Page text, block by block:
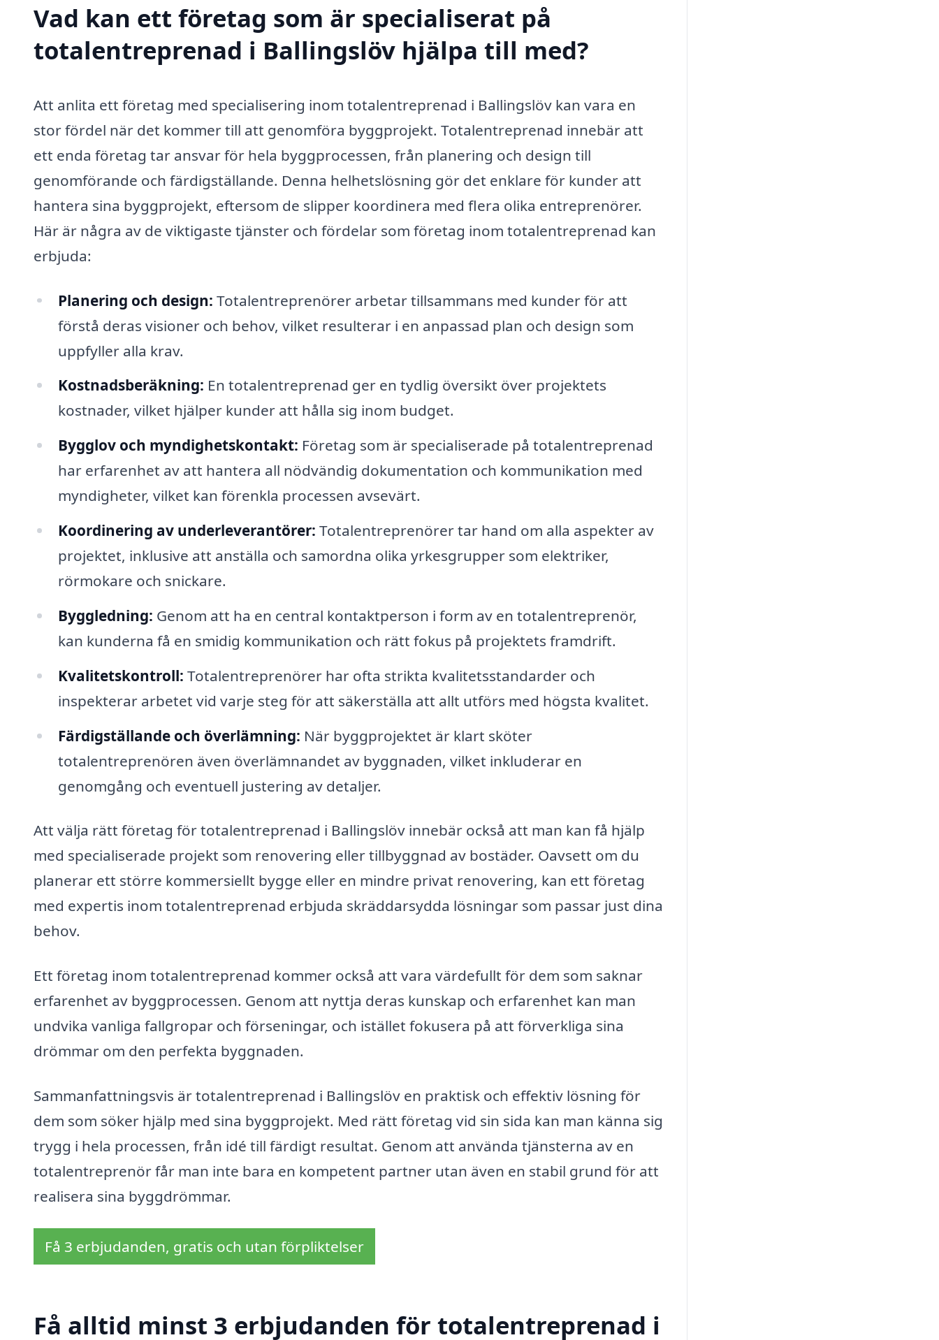
Vad kan ett företag som är specialiserat på
totalentreprenad i Ballingslöv hjälpa till med?
Att anlita ett företag med specialisering inom totalentreprenad i Ballingslöv kan vara en
stor fördel när det kommer till att genomföra byggprojekt. Totalentreprenad innebär att
ett enda företag tar ansvar för hela byggprocessen, från planering och design till
genomförande och färdigställande. Denna helhetslösning gör det enklare för kunder att
hantera sina byggprojekt, eftersom de slipper koordinera med flera olika entreprenörer.
Här är några av de viktigaste tjänster och fördelar som företag inom totalentreprenad kan
erbjuda:
Planering och design: Totalentreprenörer arbetar tillsammans med kunder för att
förstå deras visioner och behov, vilket resulterar i en anpassad plan och design som
uppfyller alla krav.
Kostnadsberäkning: En totalentreprenad ger en tydlig översikt över projektets
kostnader, vilket hjälper kunder att hålla sig inom budget.
Bygglov och myndighetskontakt: Företag som är specialiserade på totalentreprenad
har erfarenhet av att hantera all nödvändig dokumentation och kommunikation med
myndigheter, vilket kan förenkla processen avsevärt.
Koordinering av underleverantörer: Totalentreprenörer tar hand om alla aspekter av
projektet, inklusive att anställa och samordna olika yrkesgrupper som elektriker,
rörmokare och snickare.
Byggledning: Genom att ha en central kontaktperson i form av en totalentreprenör,
kan kunderna få en smidig kommunikation och rätt fokus på projektets framdrift.
Kvalitetskontroll: Totalentreprenörer har ofta strikta kvalitetsstandarder och
inspekterar arbetet vid varje steg för att säkerställa att allt utförs med högsta kvalitet.
Färdigställande och överlämning: När byggprojektet är klart sköter
totalentreprenören även överlämnandet av byggnaden, vilket inkluderar en
genomgång och eventuell justering av detaljer.
Att välja rätt företag för totalentreprenad i Ballingslöv innebär också att man kan få hjälp
med specialiserade projekt som renovering eller tillbyggnad av bostäder. Oavsett om du
planerar ett större kommersiellt bygge eller en mindre privat renovering, kan ett företag
med expertis inom totalentreprenad erbjuda skräddarsydda lösningar som passar just dina
behov.
Ett företag inom totalentreprenad kommer också att vara värdefullt för dem som saknar
erfarenhet av byggprocessen. Genom att nyttja deras kunskap och erfarenhet kan man
undvika vanliga fallgropar och förseningar, och istället fokusera på att förverkliga sina
drömmar om den perfekta byggnaden.
Sammanfattningsvis är totalentreprenad i Ballingslöv en praktisk och effektiv lösning för
dem som söker hjälp med sina byggprojekt. Med rätt företag vid sin sida kan man känna sig
trygg i hela processen, från idé till färdigt resultat. Genom att använda tjänsterna av en
totalentreprenör får man inte bara en kompetent partner utan även en stabil grund för att
realisera sina byggdrömmar.
Få 3 erbjudanden, gratis och utan förpliktelser
Få alltid minst 3 erbjudanden för totalentreprenad i